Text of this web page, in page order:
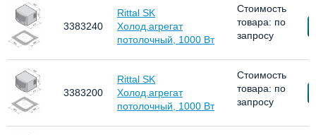
3383240
Rittal SK
Холод.агрегат
потолочный, 1000 Вт
Стоимость
товара: по
запросу
3383200
Rittal SK
Холод.агрегат
потолочный, 1000 Вт
Стоимость
товара: по
запросу